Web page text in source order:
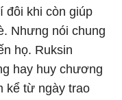
đôi khi còn giúp
Nhưng nói chung
họ. Ruksin
hay huy chương
kể từ ngày trao